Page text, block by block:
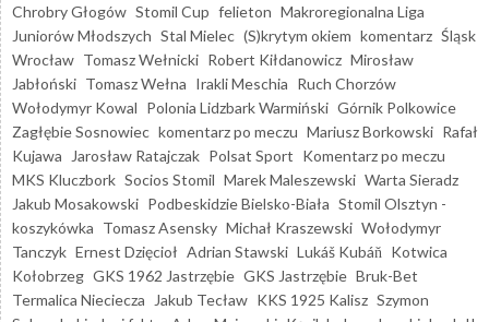
Chrobry Głogów Stomil Cup felieton Makroregionalna Liga
Juniorów Młodszych Stal Mielec (S)krytym okiem komentarz Śląsk
Wrocław Tomasz Wełnicki Robert Kiłdanowicz Mirosław
Jabłoński Tomasz Wełna Irakli Meschia Ruch Chorzów
Wołodymyr Kowal Polonia Lidzbark Warmiński Górnik Polkowice
Zagłębie Sosnowiec komentarz po meczu Mariusz Borkowski Rafał
Kujawa
Jarosław Ratajczak Polsat Sport Komentarz po meczu
MKS Kluczbork Socios Stomil Marek Maleszewski Warta Sieradz
Jakub Mosakowski Podbeskidzie Bielsko-Biała Stomil Olsztyn -
koszykówka Tomasz Asensky Michał Kraszewski Wołodymyr
Tanczyk Ernest Dzięcioł Adrian Stawski Lukáš Kubáň Kotwica
Kołobrzeg GKS 1962 Jastrzębie GKS Jastrzębie Bruk-Bet
Termalica Nieciecza
Jakub Tecław KKS 1925 Kalisz Szymon